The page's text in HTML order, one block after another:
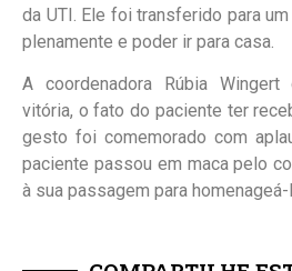
da UTI. Ele foi transferido para
plenamente e poder ir para casa.
A coordenadora Rúbia
vitória, o fato do paciente ter
gesto foi comemorado com
paciente passou em maca pelo
à sua passagem para homenageá-